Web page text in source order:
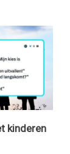
kinderen